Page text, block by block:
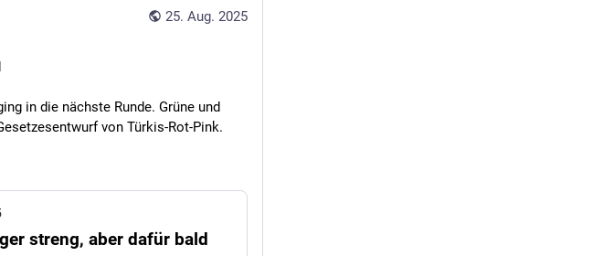
25. Aug. 2025
in die nächste Runde. Grüne und
von Türkis-Rot-Pink.
streng, aber dafür bald